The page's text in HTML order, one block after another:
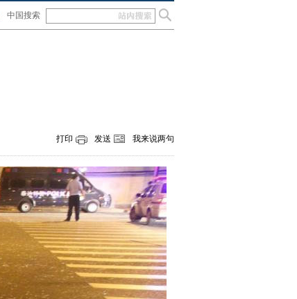
中国搜索
打印 发送 我来说两句